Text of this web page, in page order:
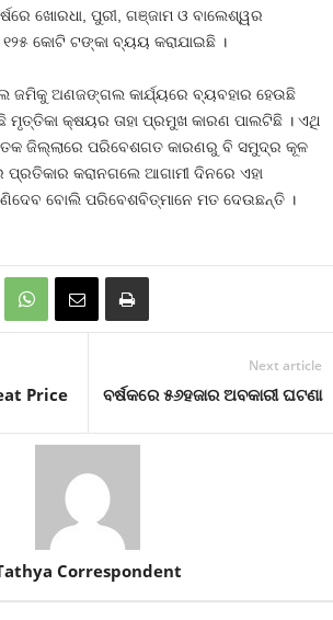
ଖୋରଧା, ପୁରୀ, ଗଞ୍ଜାମ ଓ ବାଲେଶ୍ୱର
କୋଟି ଟଙ୍କା ବ୍ୟୟ କରାଯାଇଛି ।
ଜମିକୁ ଅଣଜଙ୍ଗଲ କାର୍ଯ୍ୟରେ ବ୍ୟବହାର ହେଉଛି
ମୃତ୍ତିକା କ୍ଷୟର ତାହା ପ୍ରମୁଖ କାରଣ ପାଲଟିଛି । ଏଥି
ଜିଲ୍ଲାରେ ପରିବେଶଗତ କାରଣରୁ ବି ସମୁଦ୍ର କୂଳ
ପ୍ରତିକାର କରାନଗଲେ ଆଗାମୀ ଦିନରେ ଏହା
ବୋଲି ପରିବେଶବିତ୍‍ମାନେ ମତ ଦେଉଛନ୍ତି ।
Price
Next article
ବର୍ଷକରେ ୫୬ହଜାର ଅବକାରୀ ଘଟଣା
Correspondent